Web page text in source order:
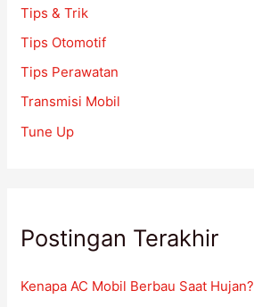
Tips & Trik
Tips Otomotif
Tips Perawatan
Transmisi Mobil
Tune Up
Postingan Terakhir
Kenapa AC Mobil Berbau Saat Hujan?